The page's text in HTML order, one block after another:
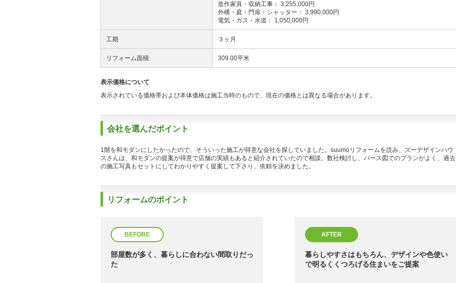
造作家具・収納工事： 3,255,000円
外構・庭・門扉・シャッター： 3,990,000円
電気・ガス・水道： 1,050,000円
工期 ３ヶ月
リフォーム面積 309.00平米
表示価格について
表示されている価格帯および本体価格は施工当時のもので、現在の価格とは異なる場合があります。
会社を選んだポイント
1階を和モダンにしたかったので、そういった施工が得意な会社を探していました。suumoリフォームを読み、ズーデザインハウ
スさんは、和モダンの提案が得意で店舗の実績もあると紹介されていたので相談。数社検討し、パース図でのプランがよく、過去
の施工写真もセットにしてわかりやすく提案して下さり、依頼を決めました。
リフォームのポイント
BEFORE
部屋数が多く、暮らしに合わない間取りだっ
た
AFTER
暮らしやすさはもちろん、デザインや色使い
で明るくくつろげる住まいをご提案